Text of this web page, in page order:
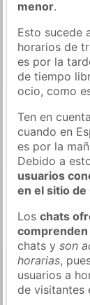
menor.
Esto sucede
horarios de
es por la
de tiempo
ocio, como
Ten en
cuando en
es por la
Debido a
usuarios
en el sitio
Loschats
comprenden
chats yson
horarias,
usuarios a
de visitantes